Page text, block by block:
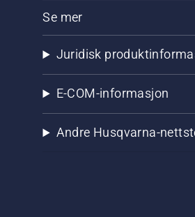
Se mer
Juridisk
E-COM-informasjon
Andre Husqvarna-